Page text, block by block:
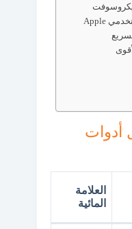
أدوات
العلامة
المائية